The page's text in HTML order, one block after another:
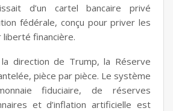
d’un cartel bancaire privé
fédérale, conçu pour priver les
liberté financière.
la direction de Trump, la Réserve
pièce par pièce. Le système
fiduciaire, de réserves
et d’inflation artificielle est